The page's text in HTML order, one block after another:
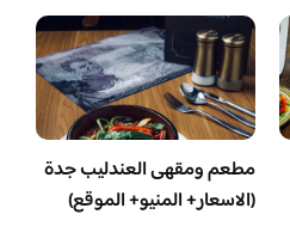
مطعم ومقهى العندليب جدة
(الاسعار+ المنيو+ الموقع)